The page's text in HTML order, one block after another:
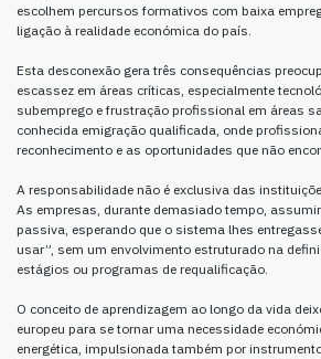
escolhem percursos formativos com baixa
ligação à realidade económica do país.
Esta desconexão gera três consequências
escassez em áreas críticas, especialmente
subemprego e frustração profissional em áreas
conhecida emigração qualificada, onde
reconhecimento e as oportunidades que não
A responsabilidade não é exclusiva das
As empresas, durante demasiado tempo,
passiva, esperando que o sistema lhes
usar”, sem um envolvimento estruturado na
estágios ou programas de requalificação.
O conceito de aprendizagem ao longo da vida
europeu para se tornar uma necessidade
energética, impulsionada também por